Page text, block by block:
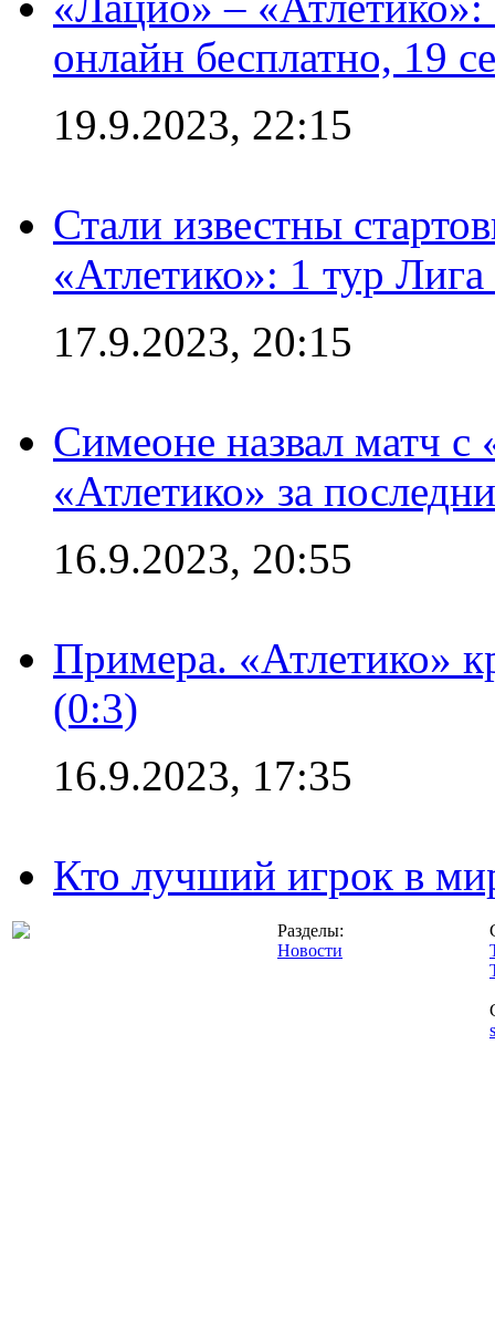
онлайн бесплатно, 19
19.9.2023, 22:15
Стали известны
«Атлетико»: 1 тур
17.9.2023, 20:15
Симеоне назвал матч
«Атлетико» за
16.9.2023, 20:55
Примера. «Атлетико»
(0:3)
16.9.2023, 17:35
Кто лучший игрок в
Разделы:
Новости